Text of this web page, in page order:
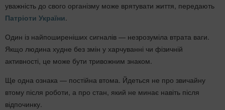
уважність до свого організму може врятувати життя, передають
Патріоти України.
Один із найпоширеніших сигналів — незрозуміла втрата ваги.
Якщо людина худне без змін у харчуванні чи фізичній
активності, це може бути тривожним знаком.
Ще одна ознака — постійна втома. Йдеться не про звичайну
втому після роботи, а про стан, який не минає навіть після
відпочинку.